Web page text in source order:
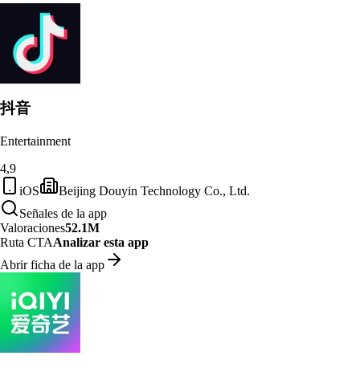
抖音
Entertainment
4,9
iOS
Beijing Douyin Technology Co., Ltd.
Señales de la app
Valoraciones52.1M
Ruta CTAAnalizar esta app
Abrir ficha de la app